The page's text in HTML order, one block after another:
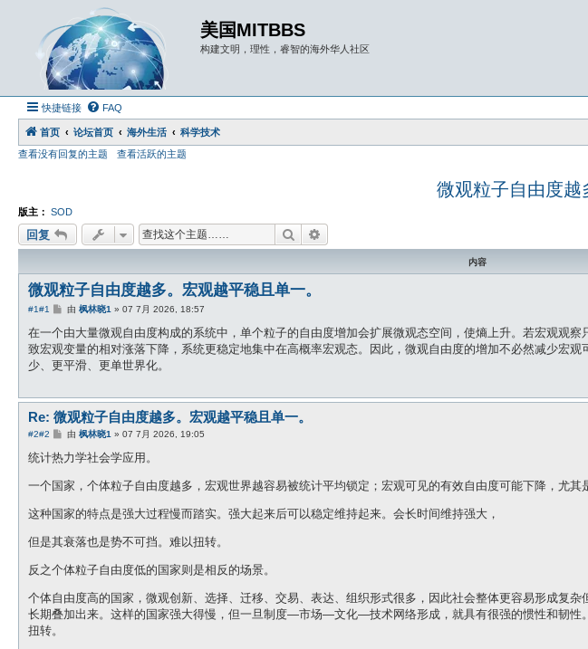
美国MITBBS
构建文明，理性，睿智的海外华人社区
快捷链接 FAQ
首页 论坛首页 海外生活
科学技术
查看没有回复的主题
查看活跃的主题
微观粒子自由度越
版主： SOD
回复 搜索
内容
微观粒子自由度越多。宏观越平稳且单一。
#1#1
帖
由 枫林晓1 » 07 7月 2026, 18:57
在一个由大量微观自由度构成的系统中，单个粒子的自由度增加会扩展微观态空间，使熵上升。若宏观观
致宏观变量的相对涨落下降，系统更稳定地集中在高概率宏观态。因此，微观自由度的增加不必然减少宏
少、更平滑、更单世界化。
Re: 微观粒子自由度越多。宏观越平稳且单一。
#2#2
帖
由 枫林晓1 » 07 7月 2026, 19:05
统计热力学社会学应用。
一个国家，个体粒子自由度越多，宏观世界越容易被统计平均锁定；宏观可见的有效自由度可能下降，尤其
这种国家的特点是强大过程慢而踏实。强大起来后可以稳定维持起来。会长时间维持强大，
但是其衰落也是势不可挡。难以扭转。
反之个体粒子自由度低的国家则是相反的场景。
个体自由度高的国家，微观创新、选择、迁移、交易、表达、组织形式很多，因此社会整体更容易形成复
长期叠加出来。这样的国家强大得慢，但一旦制度—市场—文化—技术网络形成，就具有很强的惯性和韧性
扭转。